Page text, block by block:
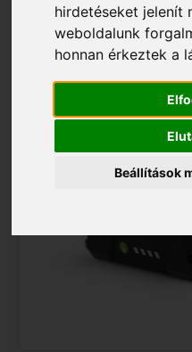
hirdetéseket jelenít
weboldalunk
honnan érkeztek a
Beállítások